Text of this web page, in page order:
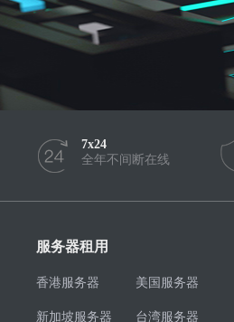
7x24
全年不间断在线
服务器租用
香港服务器 美国服务器
新加坡服务器 台湾服务器